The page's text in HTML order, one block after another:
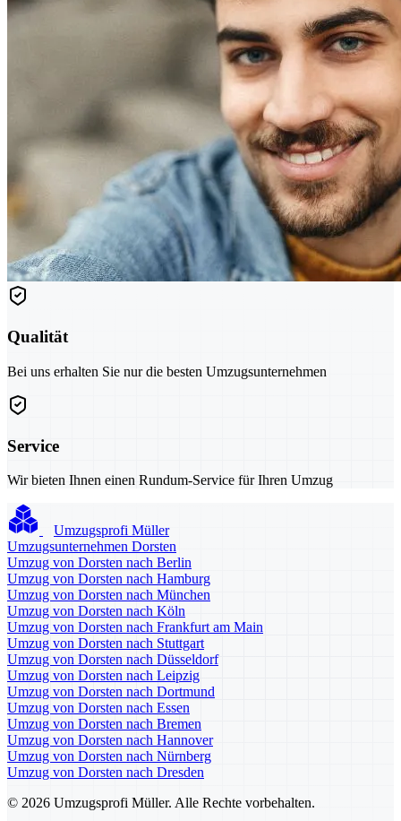
Qualität
Bei uns erhalten Sie nur die besten Umzugsunternehmen
Service
Wir bieten Ihnen einen Rundum-Service für Ihren Umzug
Umzugsprofi Müller
Umzugsunternehmen Dorsten
Umzug von Dorsten nach Berlin
Umzug von Dorsten nach Hamburg
Umzug von Dorsten nach München
Umzug von Dorsten nach Köln
Umzug von Dorsten nach Frankfurt am Main
Umzug von Dorsten nach Stuttgart
Umzug von Dorsten nach Düsseldorf
Umzug von Dorsten nach Leipzig
Umzug von Dorsten nach Dortmund
Umzug von Dorsten nach Essen
Umzug von Dorsten nach Bremen
Umzug von Dorsten nach Hannover
Umzug von Dorsten nach Nürnberg
Umzug von Dorsten nach Dresden
© 2026 Umzugsprofi Müller. Alle Rechte vorbehalten.